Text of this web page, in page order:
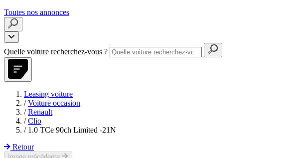
Toutes nos annonces
Quelle voiture recherchez-vous ?
Leasing voiture
/ Voiture occasion
/ Renault
/ Clio
/ 1.0 TCe 90ch Limited -21N
Retour